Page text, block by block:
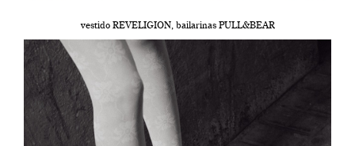
vestido REVELIGION, bailarinas PULL&BEAR